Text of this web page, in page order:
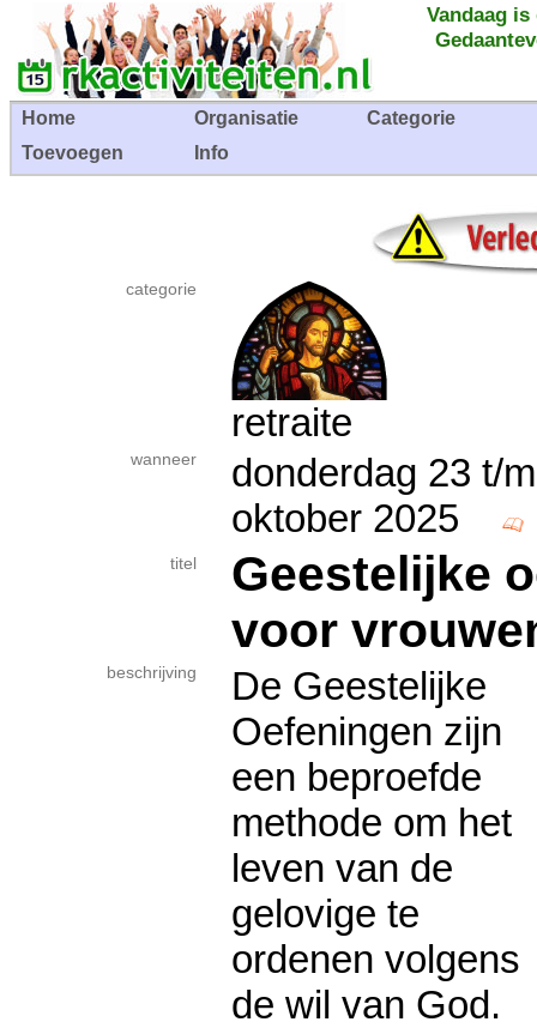
Vandaag
Home Organisatie
Categorie
Toevoegen
Info
categorie
retraite
wanneer
donderdag 23 t/
oktober 2025
titel
Geestelijke
voor
beschrijving
De Geestelijke
Oefeningen zijn
een beproefde
methode om het
leven van de
gelovige te
ordenen volgens
de wil van God.